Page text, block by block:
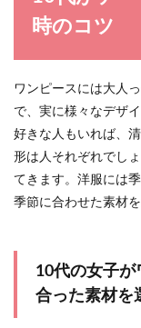
時のコツ
ワンピースには大人
で、実に様々なデザ
好きな人もいれば、
形は人それぞれでし
てきます。洋服には
季節に合わせた素材
10代の女子が
合った素材を